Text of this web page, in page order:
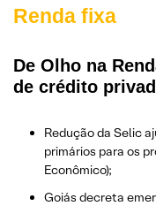
Renda fixa
De Olho na
de crédito
Redução da Selic
primários para os
Econômico);
Goiás decreta